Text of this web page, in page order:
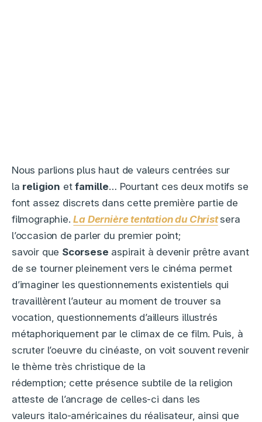
Nous parlions plus haut de valeurs centrées sur
la religion etfamille… Pourtant ces deux motifs se
font assez discrets dans cette première partie de
filmographie.La Dernière tentation du Christ sera
l’occasion de parler du premier point;
savoir que Scorsese aspirait à devenir prêtre avant
de se tourner pleinement vers le cinéma permet
d’imaginer les questionnements existentiels qui
travaillèrent l’auteur au moment de trouver sa
vocation, questionnements d’ailleurs illustrés
métaphoriquement par le climax de ce film. Puis, à
scruter l’oeuvre du cinéaste, on voit souvent revenir
le thème très christique de la
rédemption; cette présence subtile de la religion
atteste de l’ancrage de celles-ci dans les
valeurs italo-américaines du réalisateur, ainsi que